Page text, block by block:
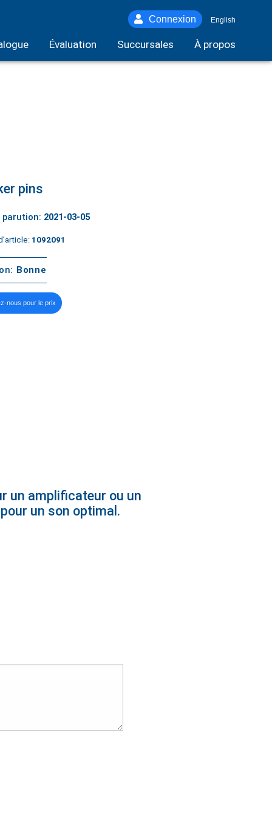
Connexion English
Évaluation Succursales À propos
pins
parution: 2021-03-05
1092091
Bonne
nous pour le prix
un amplificateur ou un
un son optimal.